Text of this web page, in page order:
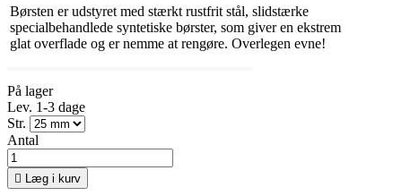
Børsten er udstyret med stærkt rustfrit stål, slidstærke
specialbehandlede syntetiske børster, som giver en ekstrem
glat overflade og er nemme at rengøre. Overlegen evne!
På lager
Lev. 1-3 dage
Str.
Antal
 Læg i kurv